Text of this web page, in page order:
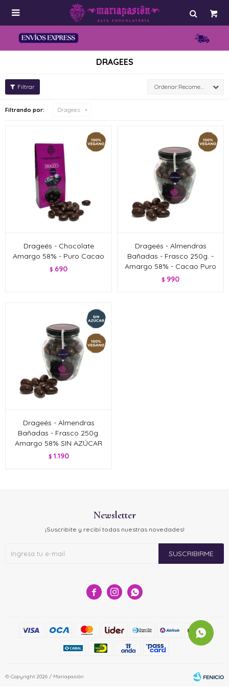

DRAGEES
Recomendados
Filtrando por: Dragees
Drageés - Chocolate
Amargo 58% - Puro Cacao
$ 690
Drageés - Almendras
Bañadas - Frasco 250g. -
Amargo 58% - Cacao Puro
$ 990
Drageés - Almendras
Bañadas - Frasco 250g.
Amargo 58% SIN AZÚCAR
$ 1.190
  
Newsletter
¡Suscribite y recibí todas nuestras novedades!
SUSCRIBIRME
© Copyright 2026 / Mariapasión